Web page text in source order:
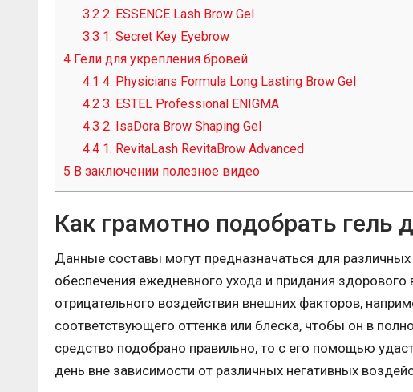
3.2 2. ESSENCE Lash Brow Gel
3.3 1. Secret Key Eyebrow
4 Гели для укрепления бровей
4.1 4. Physicians Formula Long Lasting Brow Gel
4.2 3. ESTEL Professional ENIGMA
4.3 2. IsaDora Brow Shaping Gel
4.4 1. RevitaLash RevitaBrow Advanced
5 В заключении полезное видео
Как грамотно подобрать гель
Данные составы могут предназначаться для
обеспечения ежедневного ухода и придания
отрицательного воздействия внешних факторов,
соответствующего оттенка или блеска, чтобы он в
средство подобрано правильно, то с его помощью
день вне зависимости от различных негативных